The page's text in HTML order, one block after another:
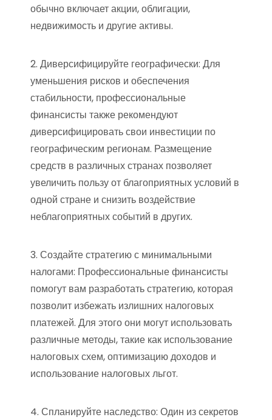
обычно включает акции, облигации,
недвижимость и другие активы.
2. Диверсифицируйте географически: Для
уменьшения рисков и обеспечения
стабильности, профессиональные
финансисты также рекомендуют
диверсифицировать свои инвестиции по
географическим регионам. Размещение
средств в различных странах позволяет
увеличить пользу от благоприятных условий в
одной стране и снизить воздействие
неблагоприятных событий в других.
3. Создайте стратегию с минимальными
налогами: Профессиональные финансисты
помогут вам разработать стратегию, которая
позволит избежать излишних налоговых
платежей. Для этого они могут использовать
различные методы, такие как использование
налоговых схем, оптимизацию доходов и
использование налоговых льгот.
4. Спланируйте наследство: Один из секретов